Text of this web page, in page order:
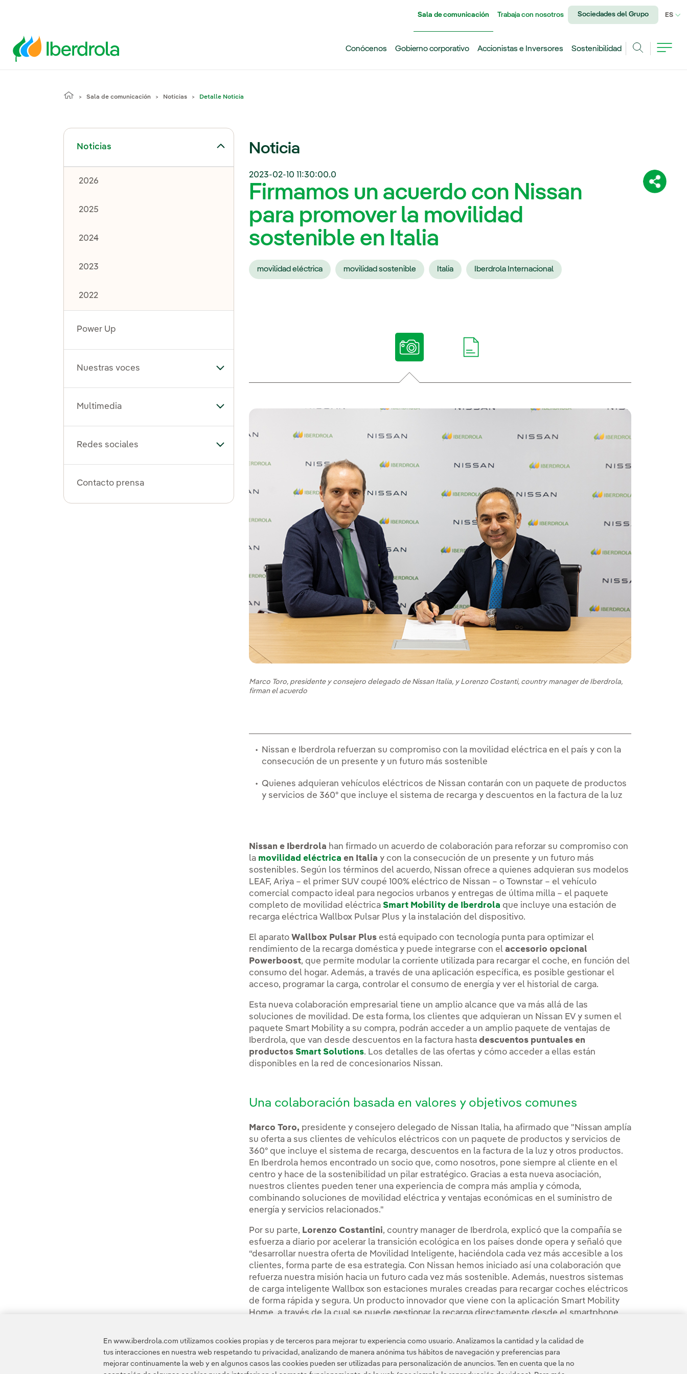
Sala de comunicación Trabaja con nosotros Sociedades del Grupo ES
Conócenos Gobierno corporativo Accionistas e Inversores
Sostenibilidad
Sala de comunicación Noticias Detalle Noticia
Noticias
Alternar el submenú para Noticias
2026
2025
2024
2023
2022
Power Up
Nuestras voces Alternar el submenú para Nuestras voces
Multimedia Alternar el submenú para Multimedia
Redes sociales Alternar el submenú para Redes sociales
Contacto prensa
Noticia
2023-02-10 11:30:00.0
Firmamos un acuerdo con Nissan
para promover la movilidad
sostenible en Italia
movilidad eléctrica movilidad sostenible Italia Iberdrola Internacional
Marco Toro, presidente y consejero delegado de Nissan Italia, y Lorenzo Costanti, country manager de Iberdrola,
firman el acuerdo
Nissan e Iberdrola refuerzan su compromiso con la movilidad eléctrica en el país y con la
consecución de un presente y un futuro más sostenible
Quienes adquieran vehículos eléctricos de Nissan contarán con un paquete de productos
y servicios de 360º que incluye el sistema de recarga y descuentos en la factura de la luz
Nissan e Iberdrola han firmado un acuerdo de colaboración para reforzar su compromiso con
la movilidad eléctrica en Italia y con la consecución de un presente y un futuro más
sostenibles. Según los términos del acuerdo, Nissan ofrece a quienes adquieran sus modelos
LEAF, Ariya – el primer SUV coupé 100% eléctrico de Nissan – o Townstar – el vehículo
comercial compacto ideal para negocios urbanos y entregas de última milla – el paquete
completo de movilidad eléctricaSmart Mobility de Iberdrola que incluye una estación de
recarga eléctrica Wallbox Pulsar Plus y la instalación del dispositivo.
El aparatoWallbox Pulsar Plus está equipado con tecnología punta para optimizar el
rendimiento de la recarga doméstica y puede integrarse con elaccesorio opcional
Powerboost, que permite modular la corriente utilizada para recargar el coche, en función del
consumo del hogar. Además, a través de una aplicación específica, es posible gestionar el
acceso, programar la carga, controlar el consumo de energía y ver el historial de carga.
Esta nueva colaboración empresarial tiene un amplio alcance que va más allá de las
soluciones de movilidad. De esta forma, los clientes que adquieran un Nissan EV y sumen el
paquete Smart Mobility a su compra, podrán acceder a un amplio paquete de ventajas de
Iberdrola, que van desde descuentos en la factura hastadescuentos puntuales en
productosSmart Solutions. Los detalles de las ofertas y cómo acceder a ellas están
disponibles en la red de concesionarios Nissan.
Una colaboración basada en valores y objetivos comunes
Marco Toro, presidente y consejero delegado de Nissan Italia, ha afirmado que "Nissan amplía
su oferta a sus clientes de vehículos eléctricos con un paquete de productos y servicios de
360º que incluye el sistema de recarga, descuentos en la factura de la luz y otros productos.
En Iberdrola hemos encontrado un socio que, como nosotros, pone siempre al cliente en el
centro y hace de la sostenibilidad un pilar estratégico. Gracias a esta nueva asociación,
nuestros clientes pueden tener una experiencia de compra más amplia y cómoda,
combinando soluciones de movilidad eléctrica y ventajas económicas en el suministro de
energía y servicios relacionados."
Por su parte, Lorenzo Costantini, country manager de Iberdrola, explicó que la compañía se
esfuerza a diario por acelerar la transición ecológica en los países donde opera y señaló que
“desarrollar nuestra oferta de Movilidad Inteligente, haciéndola cada vez más accesible a los
clientes, forma parte de esa estrategia. Con Nissan hemos iniciado así una colaboración que
refuerza nuestra misión hacia un futuro cada vez más sostenible. Además, nuestros sistemas
de carga inteligente Wallbox son estaciones murales creadas para recargar coches eléctricos
de forma rápida y segura. Un producto innovador que viene con la aplicación Smart Mobility
Home, a través de la cual se puede gestionar la recarga directamente desde el smartphone,
En www.iberdrola.com utilizamos cookies propias y de terceros para mejorar tu experiencia como usuario. Analizamos la cantidad y la calidad de
tus interacciones en nuestra web respetando tu privacidad, analizando de manera anónima tus hábitos de navegación y preferencias para
mejorar continuamente la web y en algunos casos las cookies pueden ser utilizadas para personalización de anuncios. Ten en cuenta que la no